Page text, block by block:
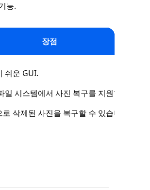
능.
장점
쉬운 GUI.
일 시스템에서 사진 복구를 지원합니다.
삭제된 사진을 복구할 수 있습니다.